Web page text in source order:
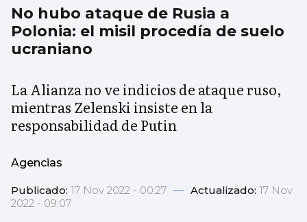
No hubo ataque de Rusia a
Polonia: el misil procedía de suelo
ucraniano
La Alianza no ve indicios de ataque ruso,
mientras Zelenski insiste en la
responsabilidad de Putin
Agencias
Publicado: 17 Nov 2022 - 00:27 — Actualizado: 17 Nov
2022 - 09:07